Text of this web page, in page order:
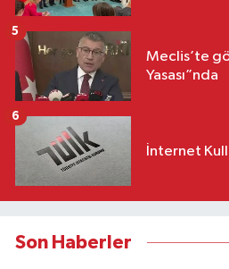
Meclis’te
Yasası”nda
5
İnternet
6
Son Haberler